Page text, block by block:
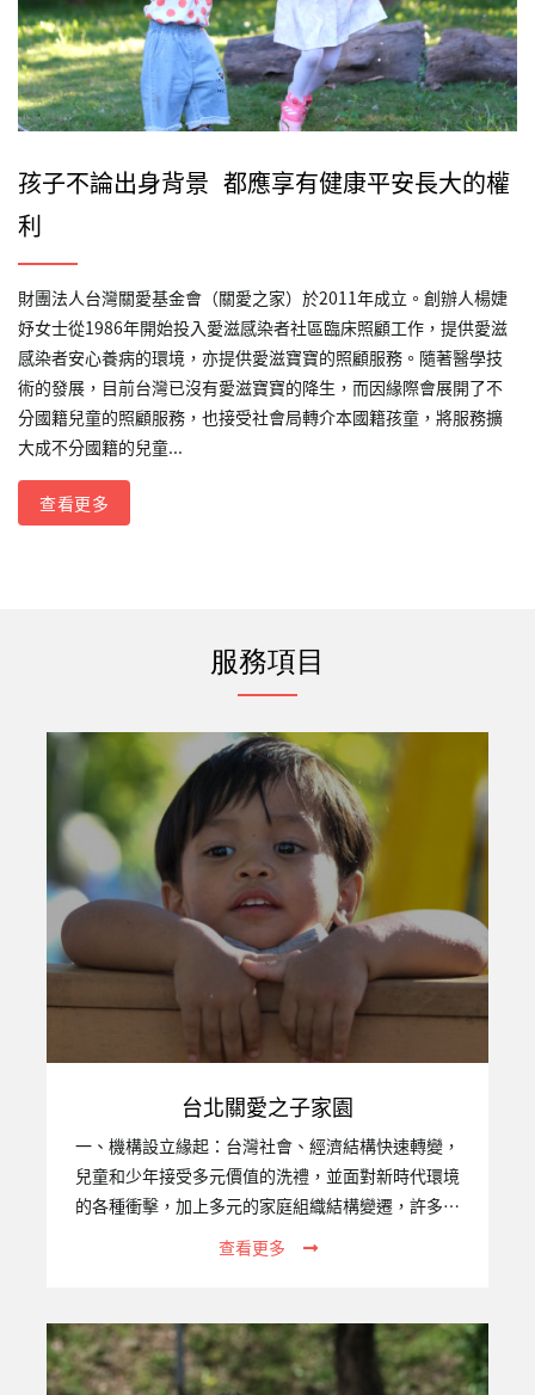
孩子不論出身背景 都應享有健康平安長大的權
利
財團法人台灣關愛基金會（關愛之家）於2011年成立。創辦人楊婕
妤女士從1986年開始投入愛滋感染者社區臨床照顧工作，提供愛滋
感染者安心養病的環境，亦提供愛滋寶寶的照顧服務。隨著醫學技
術的發展，目前台灣已沒有愛滋寶寶的降生，而因緣際會展開了不
分國籍兒童的照顧服務，也接受社會局轉介本國籍孩童，將服務擴
大成不分國籍的兒童...
查看更多
服務項目
台北關愛之子家園
一、機構設立緣起：台灣社會、經濟結構快速轉變，
兒童和少年接受多元價值的洗禮，並面對新時代環境
的各種衝擊，加上多元的家庭組織結構變遷，許多家
庭原本的功能銳減，不但無法承擔保護、教養子女之
以擔負育兒照顧的家庭功能已漸顯不足，再加上台灣
近年失業率、自殺率偏高，除了對家庭內之兒童少年
造成很大影響外，也衍生出許多破碎、失去功能的家
查看更多